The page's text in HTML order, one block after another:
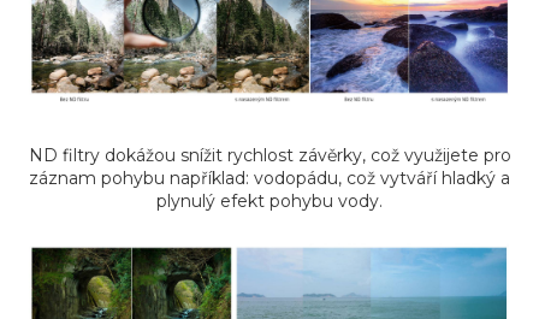
ND filtry dokážou snížit rychlost závěrky, což využijete pro
záznam pohybu například: vodopádu, což vytváří hladký a
plynulý efekt pohybu vody.